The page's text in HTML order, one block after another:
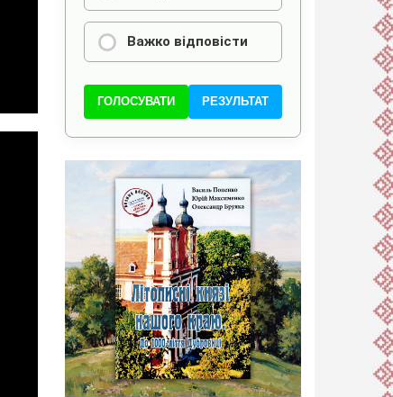
Важко відповісти
ГОЛОСУВАТИ РЕЗУЛЬТАТ